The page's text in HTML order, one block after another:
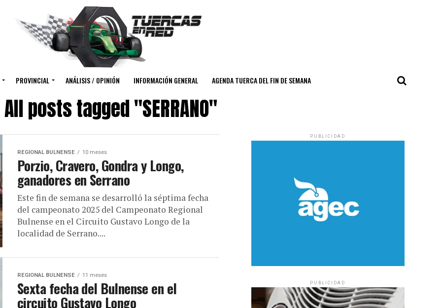
PROVINCIAL ANÁLISIS / OPINIÓN INFORMACIÓN GENERAL AGENDA TUERCA DEL FIN DE SEMANA
All posts tagged "SERRANO"
REGIONAL BULNENSE 10 meses
Porzio, Cravero, Gondra y Longo,
ganadores en Serrano
Este fin de semana se desarrolló la séptima fecha
del campeonato 2025 del Campeonato Regional
Bulnense en el Circuito Gustavo Longo de la
localidad de Serrano....
REGIONAL BULNENSE 11 meses
Sexta fecha del Bulnense en el
circuito Gustavo Longo
PUBLICIDAD
PUBLICIDAD